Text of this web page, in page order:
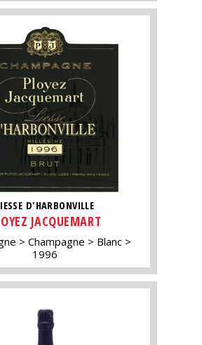
D'HARBONVILLE
JACQUEMART
Champagne
Blanc
1996